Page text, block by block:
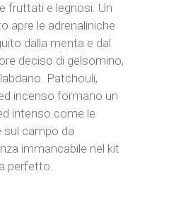
fruttati e legnosi. Un
apre le adrenaliniche
dalla menta e dal
deciso di gelsomino,
Patchouli,
incenso formano un
intenso come le
sul campo da
immancabile nel kit
perfetto.